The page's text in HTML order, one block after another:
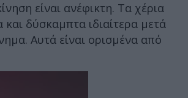
είναι ανέφικτη. Τα χέρια
και δύσκαμπτα ιδιαίτερα μετά
Αυτά είναι ορισμένα από